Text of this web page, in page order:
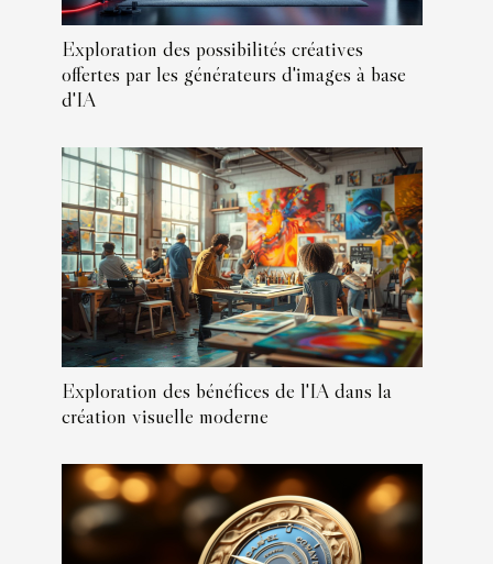
Exploration des possibilités créatives
offertes par les générateurs d'images à base
d'IA
Exploration des bénéfices de l'IA dans la
création visuelle moderne